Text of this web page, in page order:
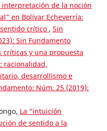
interpretación de la noción
en Bolívar Echeverría:
crítico , Sin
Sin Fundamento
críticas y una propuesta
racionalidad,
desarrollismo e
Núm. 25 (2019):
La “intuición
de sentido a la